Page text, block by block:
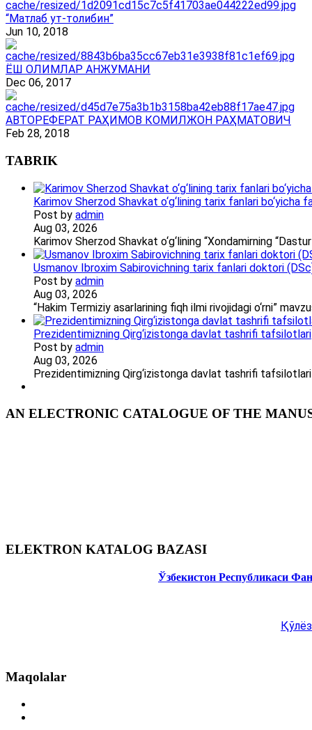
“Матлаб ут-толибин”
Jun 10, 2018
ЁШ ОЛИМЛАР АНЖУМАНИ
Dec 06, 2017
АВТОРЕФЕРАТ РАҲИМОВ КОМИЛЖОН РАҲМАТОВИЧ
Feb 28, 2018
TABRIK
Karimov Sherzod Shavkat o‘g‘lining tarix fanlari
Post by admin
Aug 03, 2026
Karimov Sherzod Shavkat o‘g‘lining “Xondamirning
Usmanov Ibroxim Sabirovichning tarix fanlari doktori
Post by admin
Aug 03, 2026
“Hakim Termiziy asarlarining fiqh ilmi rivojidagi o‘rni”
Prezidentimizning Qirg‘izistonga davlat tashrifi tafsilotlari
Post by admin
Aug 03, 2026
Prezidentimizning Qirg‘izistonga davlat tashrifi
AN ELECTRONIC CATALOGUE OF THE
ELEKTRON KATALOG BAZASI
Ўзбекистон Республикаси
Maqolalar